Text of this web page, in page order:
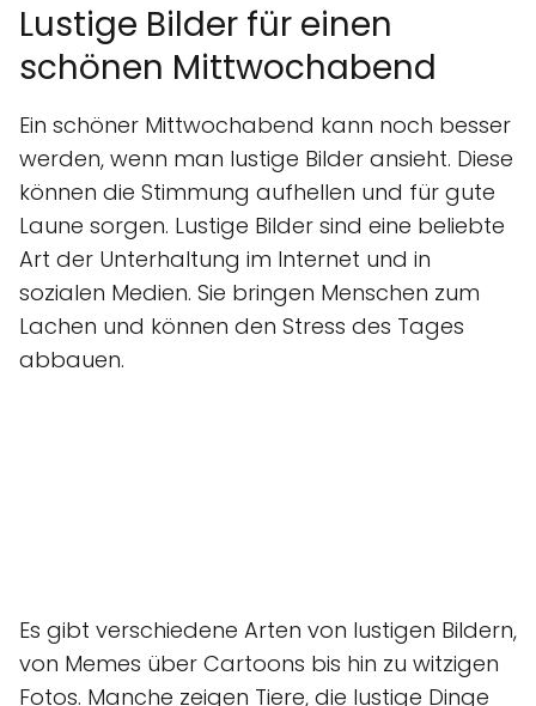
Lustige Bilder für einen
schönen Mittwochabend
Ein schöner Mittwochabend kann noch besser
werden, wenn man lustige Bilder ansieht. Diese
können die Stimmung aufhellen und für gute
Laune sorgen. Lustige Bilder sind eine beliebte
Art der Unterhaltung im Internet und in
sozialen Medien. Sie bringen Menschen zum
Lachen und können den Stress des Tages
abbauen.
Es gibt verschiedene Arten von lustigen Bildern,
von Memes über Cartoons bis hin zu witzigen
Fotos. Manche zeigen Tiere, die lustige Dinge